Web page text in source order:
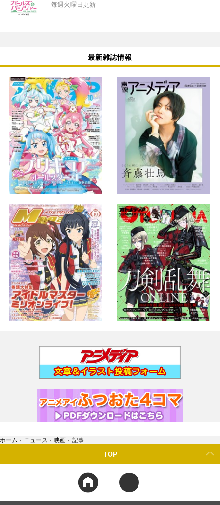
毎週火曜日更新
最新雑誌情報
ホーム › ニュース › 映画 › 記事
TOP